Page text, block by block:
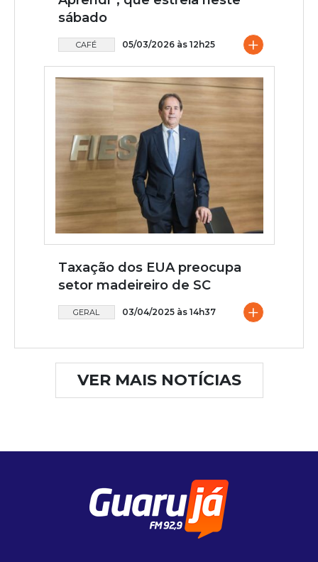
sábado
CAFÉ 05/03/2026 às 12h25 +
Taxação dos EUA preocupa
setor madeireiro de SC
GERAL 03/04/2025 às 14h37 +
VER MAIS NOTÍCIAS